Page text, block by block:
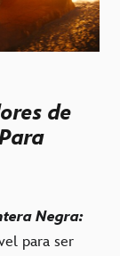
de
Negra:
para ser